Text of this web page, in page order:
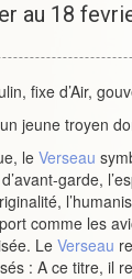
au 18
fixe d’Air,
jeune troyen
le Verseau
garde,
comme les
Le Verseau
: A ce titre, il